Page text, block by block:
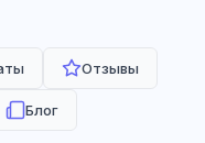
Отзывы
Блог